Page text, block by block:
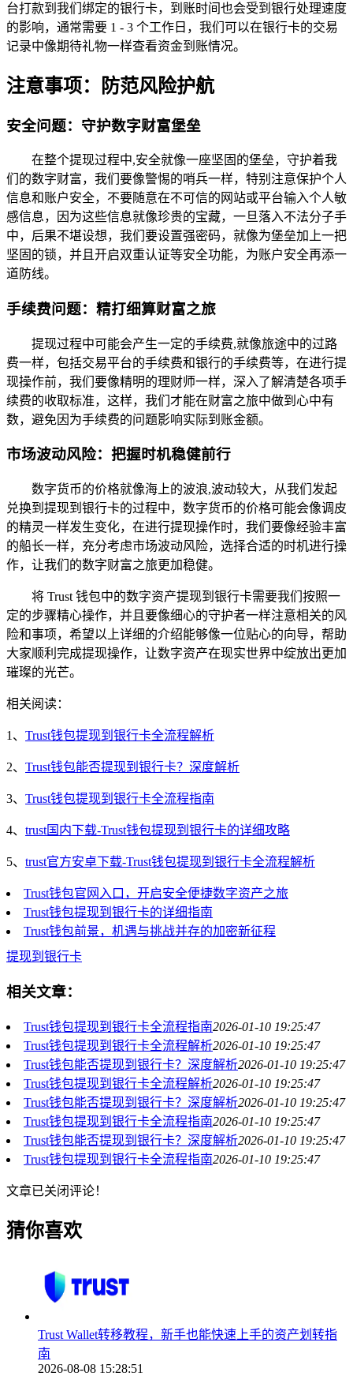
台打款到我们绑定的银行卡，到账时间也会受到银行处理速度
的影响，通常需要 1 - 3 个工作日，我们可以在银行卡的交易
记录中像期待礼物一样查看资金到账情况。
注意事项：防范风险护航
安全问题：守护数字财富堡垒
在整个提现过程中,安全就像一座坚固的堡垒，守护着我
们的数字财富，我们要像警惕的哨兵一样，特别注意保护个人
信息和账户安全，不要随意在不可信的网站或平台输入个人敏
感信息，因为这些信息就像珍贵的宝藏，一旦落入不法分子手
中，后果不堪设想，我们要设置强密码，就像为堡垒加上一把
坚固的锁，并且开启双重认证等安全功能，为账户安全再添一
道防线。
手续费问题：精打细算财富之旅
提现过程中可能会产生一定的手续费,就像旅途中的过路
费一样，包括交易平台的手续费和银行的手续费等，在进行提
现操作前，我们要像精明的理财师一样，深入了解清楚各项手
续费的收取标准，这样，我们才能在财富之旅中做到心中有
数，避免因为手续费的问题影响实际到账金额。
市场波动风险：把握时机稳健前行
数字货币的价格就像海上的波浪,波动较大，从我们发起
兑换到提现到银行卡的过程中，数字货币的价格可能会像调皮
的精灵一样发生变化，在进行提现操作时，我们要像经验丰富
的船长一样，充分考虑市场波动风险，选择合适的时机进行操
作，让我们的数字财富之旅更加稳健。
将 Trust 钱包中的数字资产提现到银行卡需要我们按照一
定的步骤精心操作，并且要像细心的守护者一样注意相关的风
险和事项，希望以上详细的介绍能够像一位贴心的向导，帮助
大家顺利完成提现操作，让数字资产在现实世界中绽放出更加
璀璨的光芒。
相关阅读：
1、 Trust钱包提现到银行卡全流程解析
2、 Trust钱包能否提现到银行卡？深度解析
3、 Trust钱包提现到银行卡全流程指南
4、 trust国内下载-Trust钱包提现到银行卡的详细攻略
5、 trust官方安卓下载-Trust钱包提现到银行卡全流程解析
Trust钱包官网入口，开启安全便捷数字资产之旅
Trust钱包提现到银行卡的详细指南
Trust钱包前景，机遇与挑战并存的加密新征程
提现到银行卡
相关文章：
Trust钱包提现到银行卡全流程指南2026-01-10 19:25:47
Trust钱包提现到银行卡全流程解析2026-01-10 19:25:47
Trust钱包能否提现到银行卡？深度解析2026-01-10 19:25:47
Trust钱包提现到银行卡全流程解析2026-01-10 19:25:47
Trust钱包能否提现到银行卡？深度解析2026-01-10 19:25:47
Trust钱包提现到银行卡全流程指南2026-01-10 19:25:47
Trust钱包能否提现到银行卡？深度解析2026-01-10 19:25:47
Trust钱包提现到银行卡全流程指南2026-01-10 19:25:47
文章已关闭评论！
猜你喜欢
Trust Wallet转移教程，新手也能快速上手的资产划转指
南
2026-08-08 15:28:51